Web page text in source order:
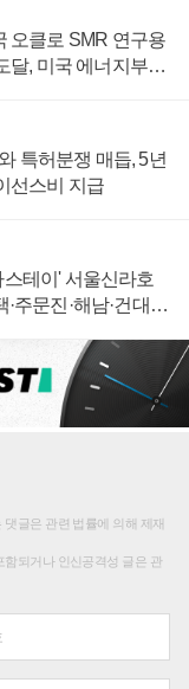
오클로 SMR 연구용
달, 미국 에너지부
특허분쟁 매듭, 5년
선스비 지급
테이' 서울신라호
주문진·해남·건대로
글은 관련 법률에 의해 제재
함되거나 인신공격성 글은 관